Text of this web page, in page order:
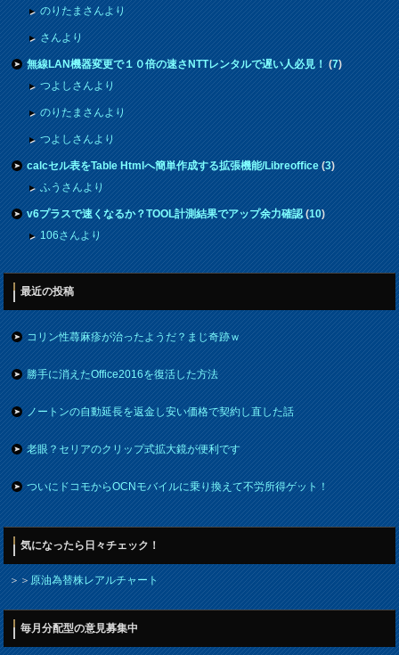
のりたまさんより
さんより
無線LAN機器変更で１０倍の速さNTTレンタルで遅い人必見！(7)
つよしさんより
のりたまさんより
つよしさんより
calcセル表をTable Htmlへ簡単作成する拡張機能/Libreoffice(3)
ふうさんより
v6プラスで速くなるか？TOOL計測結果でアップ余力確認(10)
106さんより
最近の投稿
コリン性蕁麻疹が治ったようだ？まじ奇跡ｗ
勝手に消えたOffice2016を復活した方法
ノートンの自動延長を返金し安い価格で契約し直した話
老眼？セリアのクリップ式拡大鏡が便利です
ついにドコモからOCNモバイルに乗り換えて不労所得ゲット！
気になったら日々チェック！
＞＞原油為替株レアルチャート
毎月分配型の意見募集中